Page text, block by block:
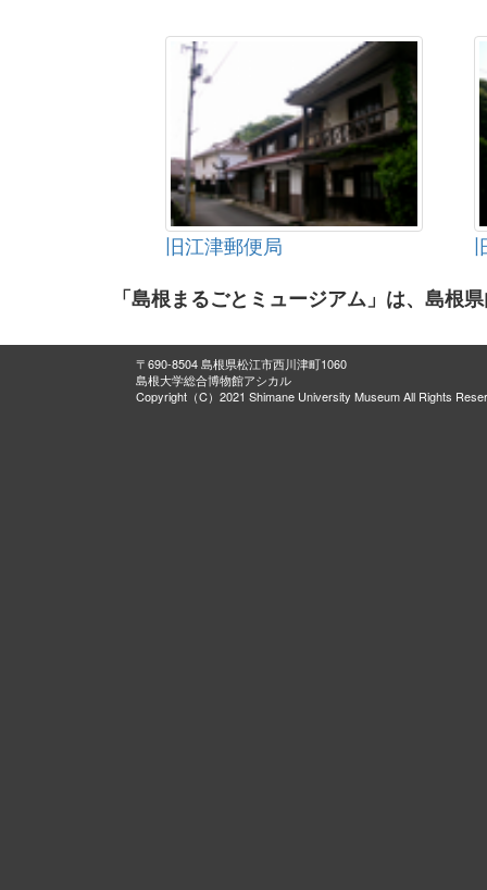
旧江津郵便局
「島根まるごとミュージアム」は、島根
〒690-8504 島根県松江市西川津町1060
島根大学総合博物館アシカル
Copyright（C）2021 Shimane University Museum All Rights